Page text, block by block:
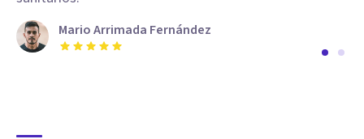
Mario Arrimada Fernández